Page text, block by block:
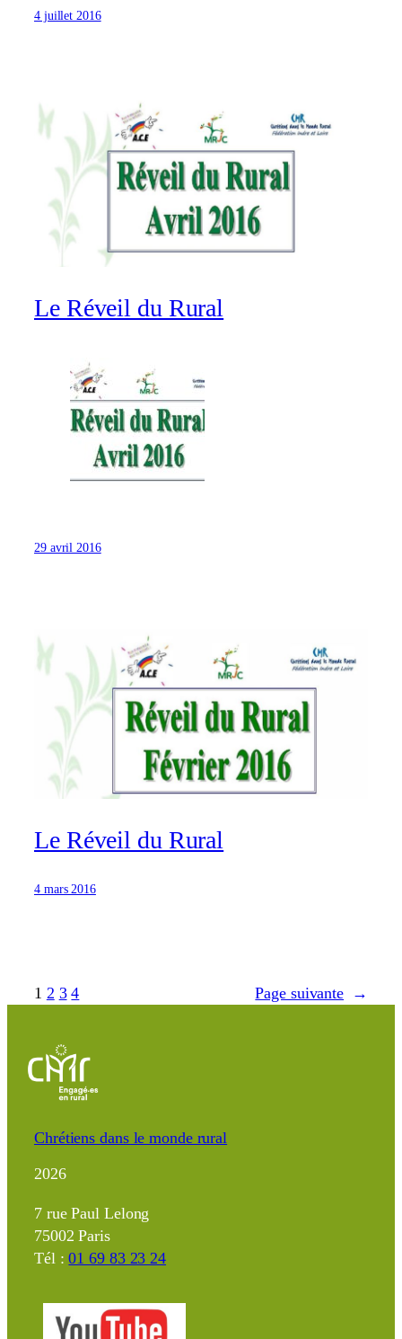
4 juillet 2016
Le Réveil du Rural
29 avril 2016
Le Réveil du Rural
4 mars 2016
1 2 3 4 Page suivante →
Chrétiens dans le monde rural
2026
7 rue Paul Lelong
75002 Paris
Tél :01 69 83 23 24